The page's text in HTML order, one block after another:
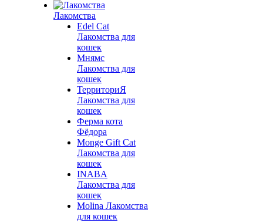
Лакомства
Edel Cat
Лакомства для
кошек
Мнямс
Лакомства для
кошек
ТерриториЯ
Лакомства для
кошек
Ферма кота
Фёдора
Monge Gift Cat
Лакомства для
кошек
INABA
Лакомства для
кошек
Molina Лакомства
для кошек